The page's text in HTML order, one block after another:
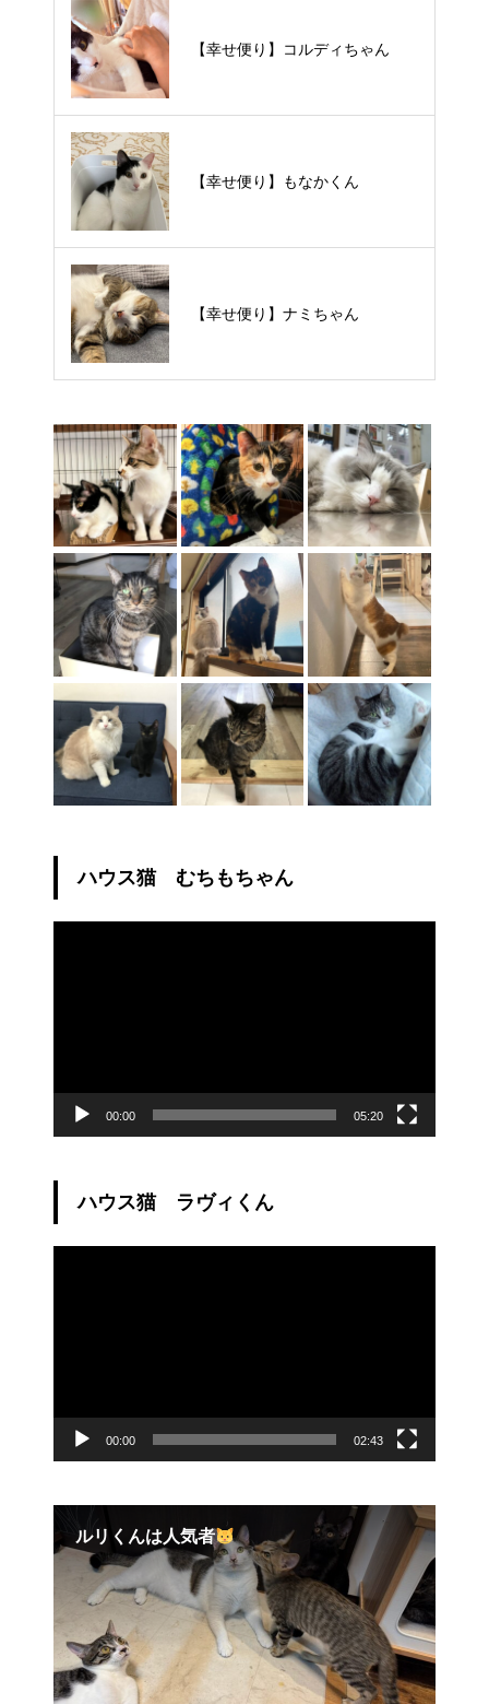
【幸せ便り】コルディちゃん
【幸せ便り】もなかくん
【幸せ便り】ナミちゃん
【里親様募集中】メメちゃん
【里親様募集中】スンスンちゃん
【里親様募集中】タルトくん
ハウス猫 むちもちゃん
00:00 05:20
ハウス猫 ラヴィくん
00:00 02:43
ルリくんは人気者